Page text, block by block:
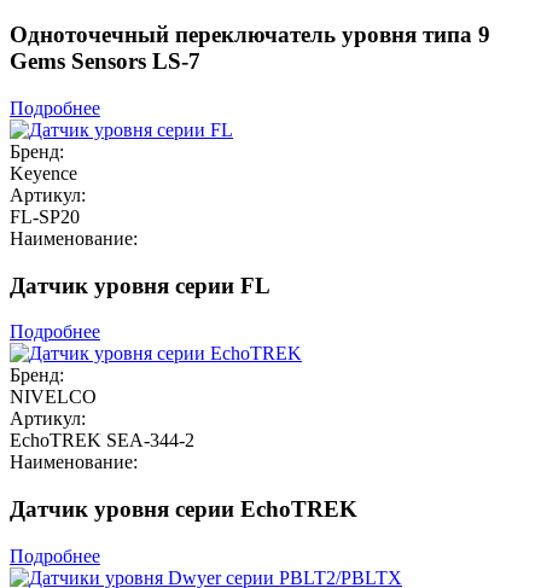
Одноточечный переключатель уровня типа 9
Gems Sensors LS-7
Подробнее
Бренд:
Keyence
Артикул:
FL-SP20
Наименование:
Датчик уровня серии FL
Подробнее
Бренд:
NIVELCO
Артикул:
EchoTREK SEA-344-2
Наименование:
Датчик уровня серии EchoTREK
Подробнее